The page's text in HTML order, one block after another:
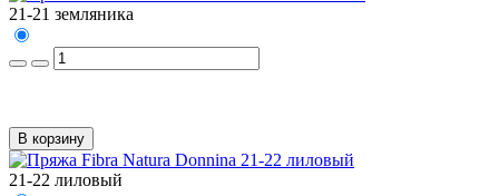
21-21 земляника
В корзину
21-22 лиловый